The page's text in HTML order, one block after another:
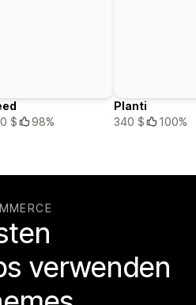
$
98%
Planti
340 $
100%
verwenden